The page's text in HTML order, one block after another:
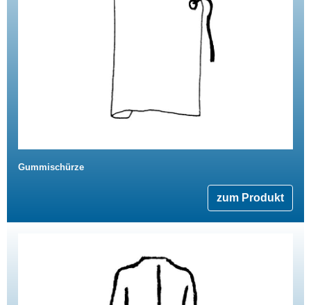
Gummischürze
zum Produkt